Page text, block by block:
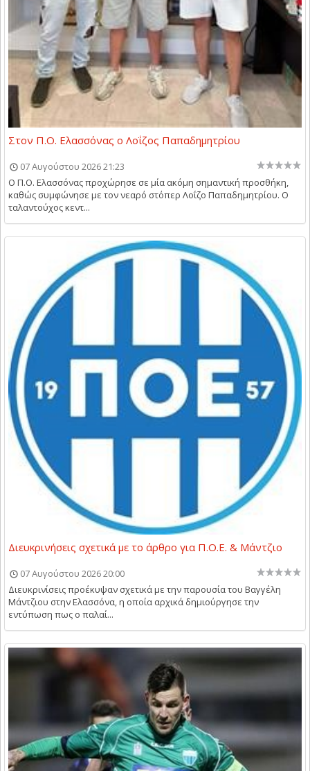
Στον Π.Ο. Ελασσόνας ο Λοΐζος Παπαδημητρίου
07 Αυγούστου 2026 21:23
Ο Π.Ο. Ελασσόνας προχώρησε σε μία ακόμη σημαντική προσθήκη,
καθώς συμφώνησε με τον νεαρό στόπερ Λοΐζο Παπαδημητρίου. Ο
ταλαντούχος κεντ...
Διευκρινήσεις σχετικά με το άρθρο για Π.Ο.Ε. & Μάντζιο
07 Αυγούστου 2026 20:00
Διευκρινίσεις προέκυψαν σχετικά με την παρουσία του Βαγγέλη
Μάντζιου στην Ελασσόνα, η οποία αρχικά δημιούργησε την
εντύπωση πως ο παλαί...